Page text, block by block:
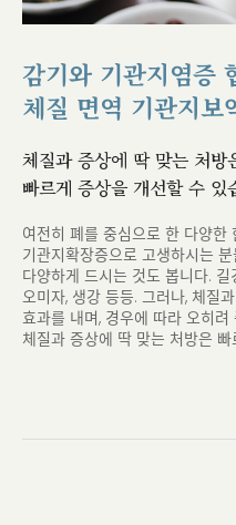
감기와 기관지염증
체질 면역 기관지보
체질과 증상에 딱 맞는 처방
빠르게 증상을 개선할 수 있
여전히 폐를 중심으로 한 다양한
기관지확장증으로 고생하시는
다양하게 드시는 것도 봅니다. 길
오미자, 생강 등등. 그러나, 체질
효과를 내며, 경우에 따라 오히
체질과 증상에 딱 맞는 처방은